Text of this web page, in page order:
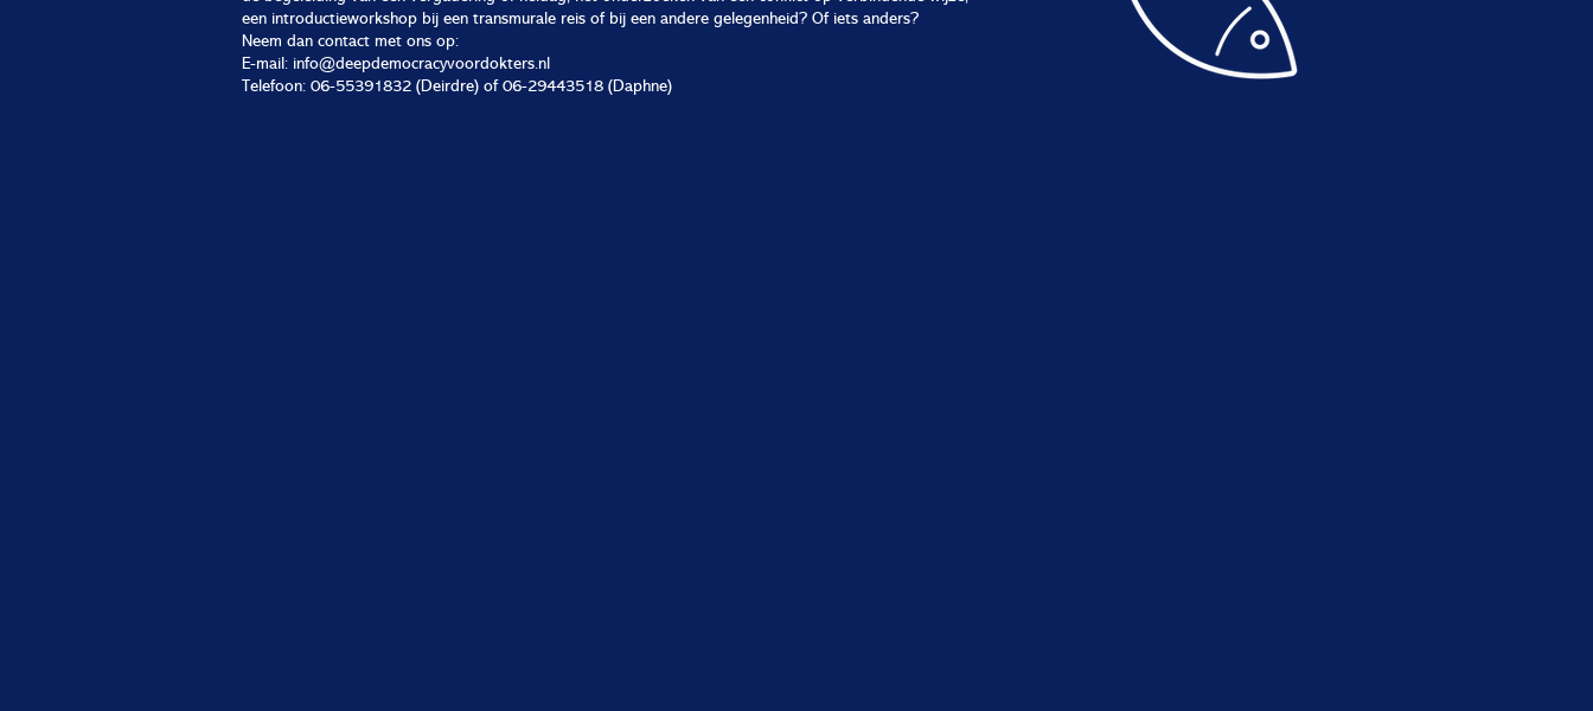
een introductieworkshop bij een transmurale reis of bij een andere gelegenheid? Of iets anders?
Neem dan contact met ons op:
E-mail: info@deepdemocracyvoordokters.nl
Telefoon: 06-55391832 (Deirdre) of 06-29443518 (Daphne)